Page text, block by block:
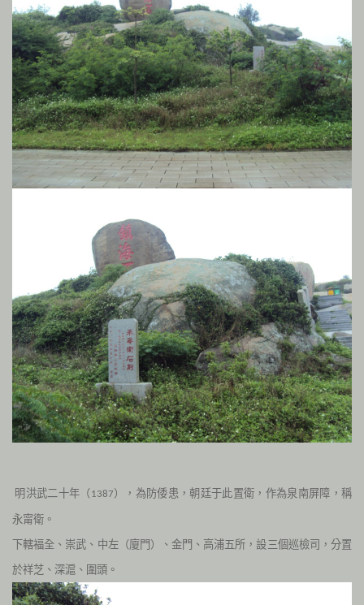
明洪武二十年（1387），為防倭患，朝廷于此置衛，作為泉南屏障，稱
永甯衛。
下轄福全、崇武、中左（廈門）、金門、高浦五所，設三個巡檢司，分置
於祥芝、深滬、圍頭。